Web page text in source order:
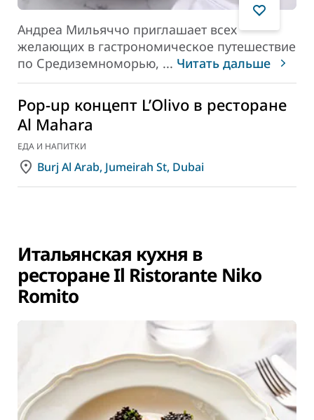
Андреа Мильяччо приглашает всех
желающих в гастрономическое путешествие
по Средиземноморью, ... Читать дальше
Pop-up концепт L’Olivo в ресторане
Al Mahara
ЕДА И НАПИТКИ
Burj Al Arab, Jumeirah St, Dubai
Итальянская кухня в
ресторане Il Ristorante Niko
Romito